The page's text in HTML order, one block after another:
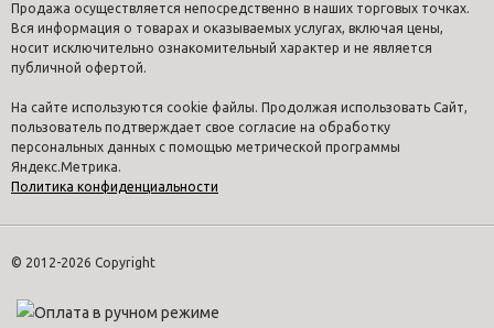
Продажа осуществляется непосредственно в наших торговых точках.
Вся информация о товарах и оказываемых услугах, включая цены,
носит исключительно ознакомительный характер и не является
публичной офертой.
На сайте используются cookie файлы. Продолжая использовать Сайт,
пользователь подтверждает свое согласие на обработку
персональных данных с помощью метрической программы
Яндекс.Метрика.
Политика конфиденциальности
© 2012-2026 Copyright